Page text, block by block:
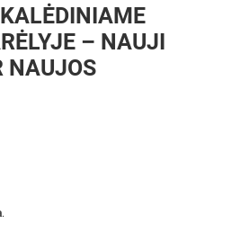
– NAUJI
NAUJOS
.